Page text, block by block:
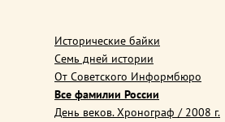
Исторические байки
Семь дней истории
От Советского Информбюро
Все фамилии России
День веков. Хронограф / 2008 г.